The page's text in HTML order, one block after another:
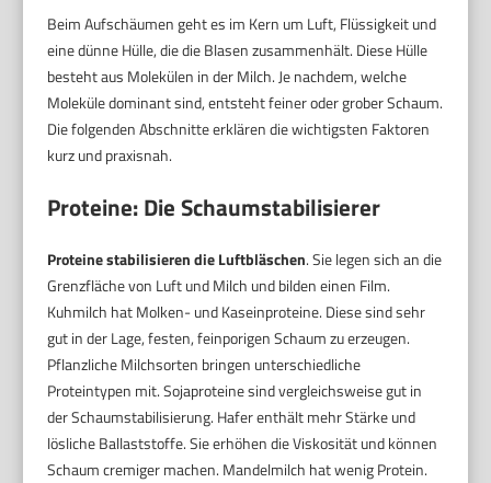
Beim Aufschäumen geht es im Kern um Luft, Flüssigkeit und
eine dünne Hülle, die die Blasen zusammenhält. Diese Hülle
besteht aus Molekülen in der Milch. Je nachdem, welche
Moleküle dominant sind, entsteht feiner oder grober Schaum.
Die folgenden Abschnitte erklären die wichtigsten Faktoren
kurz und praxisnah.
Proteine: Die Schaumstabilisierer
Proteine stabilisieren die Luftbläschen. Sie legen sich an die
Grenzfläche von Luft und Milch und bilden einen Film.
Kuhmilch hat Molken- und Kaseinproteine. Diese sind sehr
gut in der Lage, festen, feinporigen Schaum zu erzeugen.
Pflanzliche Milchsorten bringen unterschiedliche
Proteintypen mit. Sojaproteine sind vergleichsweise gut in
der Schaumstabilisierung. Hafer enthält mehr Stärke und
lösliche Ballaststoffe. Sie erhöhen die Viskosität und können
Schaum cremiger machen. Mandelmilch hat wenig Protein.